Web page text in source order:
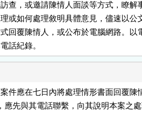
訪查，或邀請陳情人面談等方式，瞭解
理或如何處理敘明具體意見，儘速以公
式回覆陳情人，或公布於電腦網路。以
話紀錄。
件應在七日內將處理情形書面回覆陳
，應先與其電話聯繫，向其說明本案之